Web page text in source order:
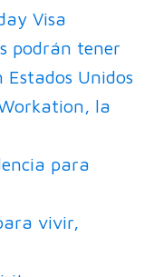
Visa
podrán tener
Unidos
la
para
vivir,